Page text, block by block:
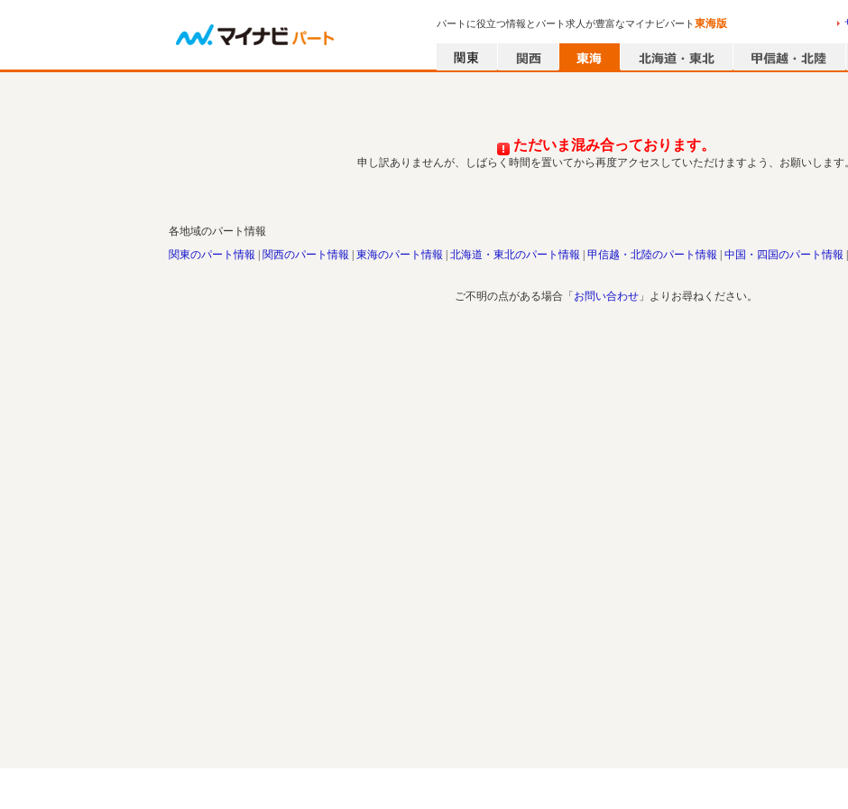
パートに役立つ情報とパート求人が豊富なマイナビパート東海版
ただいま混み合っております。
申し訳ありませんが、しばらく時間を置いてから再度アクセスしていただけますよう、お願いします。
各地域のパート情報
関東のパート情報
関西のパート情報 東海のパート情報 北海道・東北のパート情報 甲信越・北陸のパート情報 中国・四国のパート情報
ご不明の点がある場合「 お問い合わせ 」よりお尋ねください。